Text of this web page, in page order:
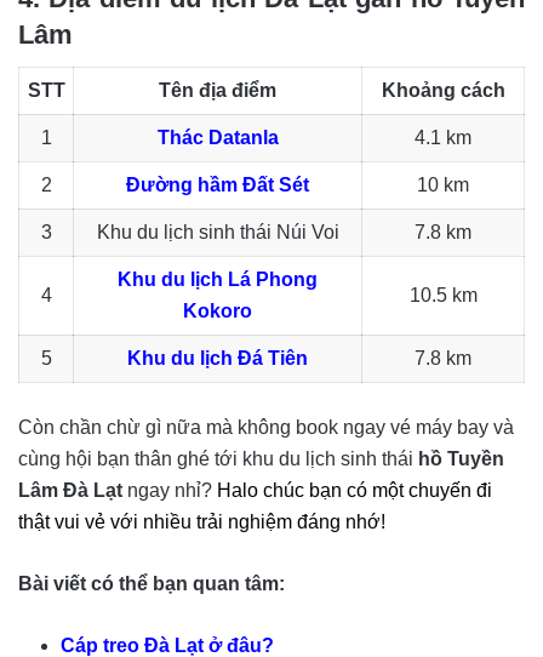
Lâm
STT Tên địa điểm Khoảng cách
1 Thác Datanla 4.1 km
2 Đường hầm Đất Sét 10 km
3 Khu du lịch sinh thái Núi Voi 7.8 km
4
Khu du lịch Lá Phong
Kokoro
10.5 km
5 Khu du lịch Đá Tiên 7.8 km
Còn chần chừ gì nữa mà không book ngay vé máy bay và
cùng hội bạn thân ghé tới khu du lịch sinh thái hồ Tuyền
Lâm Đà Lạt ngay nhỉ? Halo chúc bạn có một chuyến đi
thật vui vẻ với nhiều trải nghiệm đáng nhớ!
Bài viết có thể bạn quan tâm:
Cáp treo Đà Lạt ở đâu?